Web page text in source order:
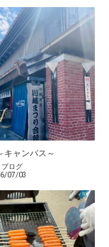
キャンバス～
ブログ
07/03